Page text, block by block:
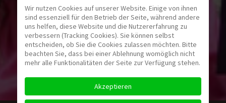
Wir nutzen Cookies auf unserer Website. Einige von ihnen
sind essenziell für den Betrieb der Seite, während andere
uns helfen, diese Website und die Nutzererfahrung zu
verbessern (Tracking Cookies). Sie können selbst
entscheiden, ob Sie die Cookies zulassen möchten. Bitte
beachten Sie, dass bei einer Ablehnung womöglich nicht
mehr alle Funktionalitäten der Seite zur Verfügung stehen.
Akzeptieren